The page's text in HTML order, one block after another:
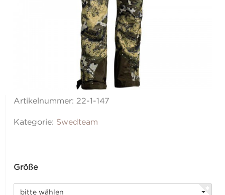
Artikelnummer: 22-1-147
Kategorie: Swedteam
Größe
bitte wählen